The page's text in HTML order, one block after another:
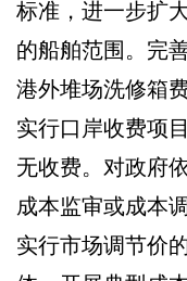
标准，进一步扩
的船舶范围。完
港外堆场洗修箱
实行口岸收费项
无收费。对政府
成本监审或成本
实行市场调节价